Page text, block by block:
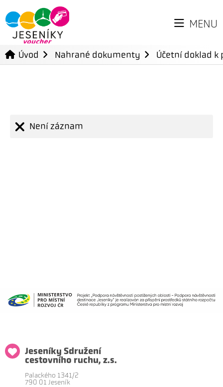
MENU
Úvod Nahrané dokumenty Účetní doklad
Není záznam
Jeseníky Sdružení
cestovního ruchu, z.s.
Palackého 1341/2
790 01 Jeseník